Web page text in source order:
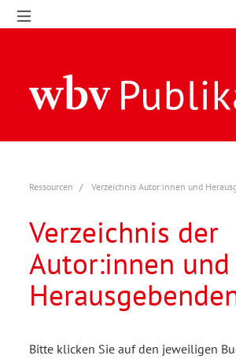
Ressourcen Verzeichnis Autor:innen und
Verzeichnis der
Autor:innen und
Bitte klicken Sie auf den jeweiligen